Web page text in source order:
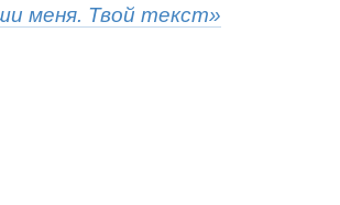
меня. Твой текст»